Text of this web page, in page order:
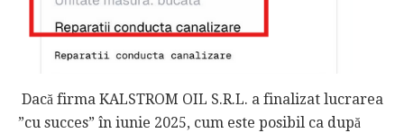
Dacă firma KALSTROM OIL S.R.L. a finalizat lucrarea
”cu succes” în iunie 2025, cum este posibil ca după